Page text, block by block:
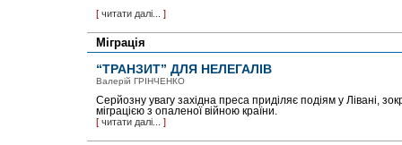
[ читати далі... ]
Міграція
“ТРАНЗИТ” ДЛЯ НЕЛЕГАЛІВ
Валерій ГРІНЧЕНКО
Серйозну увагу західна преса приділяє подіям у Лівані,
міграцією з опаленої війною країни.
[ читати далі... ]